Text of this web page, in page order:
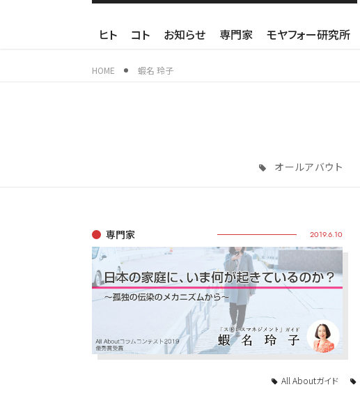
ヒト コト お知らせ 専門家 モヤフォー研究所
HOME 蝦名 玲子
オールアバウト
専門家 2019.6.10
All Aboutガイド